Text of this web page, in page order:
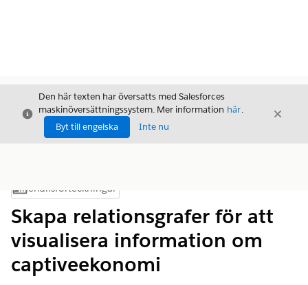
Stäng
Den här texten har översatts med Salesforces
maskinöversättningssystem. Mer information här.
Byt till engelska
Inte nu
Stäng
Visa innehållsförteckning
Innehållsförteckningar
Skapa relationsgrafer för att
visualisera information om
captiveekonomi